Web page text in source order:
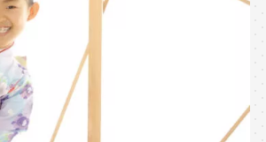
無料会員登録はこちら